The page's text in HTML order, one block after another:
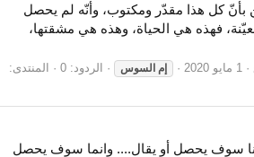
بأنّ كل هذا مقدّر ومكتوب، وأنّه لم يحصل
فهذه هي الحياة، وهذه هي مشقتها،
1 مايو 2020 إم السوس الردود: 0
المنتدى:
سوف يحصل أو يقال.... وانما سوف يحصل